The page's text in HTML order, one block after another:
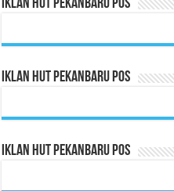
Iklan HUT Pekanbaru Pos
Iklan HUT Pekanbaru Pos
Iklan HUT Pekanbaru Pos